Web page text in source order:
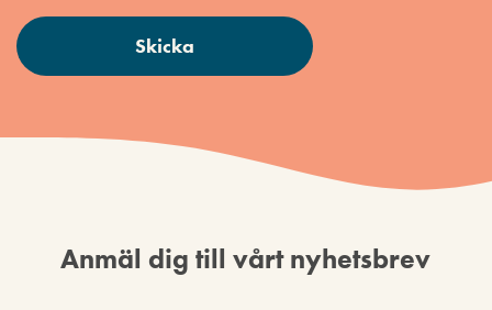
Anmäl dig till vårt nyhetsbrev